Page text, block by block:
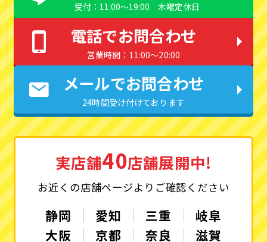
受付：11:00〜19:00 木曜定休日
電話でお問合わせ
営業時間：11:00〜20:00
メールでお問合わせ
24時間受け付けております
実店舗40店舗展開中!
お近くの店舗ページよりご確認ください
静岡 愛知 三重
岐阜
大阪
京都 奈良 滋賀